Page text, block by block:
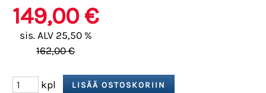
149,00 €
sis. ALV 25,50 %
162,00 €
kpl